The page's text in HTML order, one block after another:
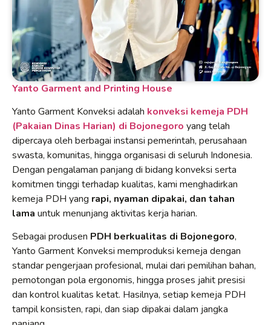
Yanto Garment and Printing House
Yanto Garment Konveksi adalah konveksi kemeja PDH
(Pakaian Dinas Harian) di Bojonegoro yang telah
dipercaya oleh berbagai instansi pemerintah, perusahaan
swasta, komunitas, hingga organisasi di seluruh Indonesia.
Dengan pengalaman panjang di bidang konveksi serta
komitmen tinggi terhadap kualitas, kami menghadirkan
kemeja PDH yang rapi, nyaman dipakai, dan tahan
lama untuk menunjang aktivitas kerja harian.
Sebagai produsen PDH berkualitas di Bojonegoro,
Yanto Garment Konveksi memproduksi kemeja dengan
standar pengerjaan profesional, mulai dari pemilihan bahan,
pemotongan pola ergonomis, hingga proses jahit presisi
dan kontrol kualitas ketat. Hasilnya, setiap kemeja PDH
tampil konsisten, rapi, dan siap dipakai dalam jangka